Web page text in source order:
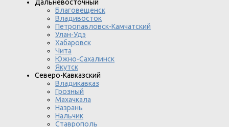
Дальневосточный
Благовещенск
Владивосток
Петропавловск-Камчатский
Улан-Удэ
Хабаровск
Чита
Южно-Сахалинск
Якутск
Северо-Кавказский
Владикавказ
Грозный
Махачкала
Назрань
Нальчик
Ставрополь